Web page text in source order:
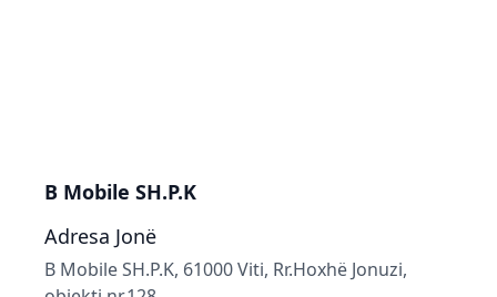
B Mobile SH.P.K
Adresa Jonë
B Mobile SH.P.K, 61000 Viti, Rr.Hoxhë Jonuzi,